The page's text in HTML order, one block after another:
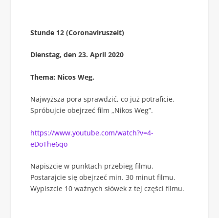
Stunde 12 (Coronaviruszeit)
Dienstag, den 23. April 2020
Thema: Nicos Weg.
Najwyższa pora sprawdzić, co już potraficie.
Spróbujcie obejrzeć film „Nikos Weg”.
https://www.youtube.com/watch?v=4-
eDoThe6qo
Napiszcie w punktach przebieg filmu.
Postarajcie się obejrzeć min. 30 minut filmu.
Wypiszcie 10 ważnych słówek z tej części filmu.